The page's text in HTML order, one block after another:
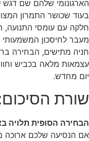
הארגונומי שלהם שם דגש
בעוד שכושר התמרון
חלקה עם עומסי התנועה,
מעבר לחיסכון המשמעותי
חניה מתישים, הבחירה
עצמאות מלאה בכביש
יום מחדש.
שורת
הבחירה הסופית תלויה